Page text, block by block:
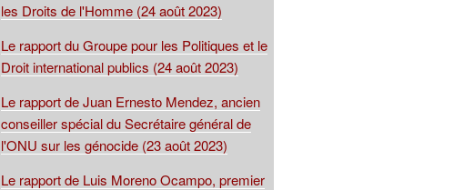
les Droits de l'Homme (24 août 2023)
Le rapport du Groupe pour les Politiques et le
Droit international publics (24 août 2023)
Le rapport de Juan Ernesto Mendez, ancien
conseiller spécial du Secrétaire général de
l'ONU sur les génocide (23 août 2023)
Le rapport de Luis Moreno Ocampo, premier